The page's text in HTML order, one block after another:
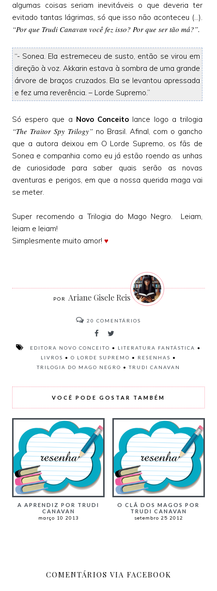
algumas coisas seriam inevitáveis o que deveria ter
evitado tantas lágrimas, só que isso não aconteceu (...).
“Por que Trudi Canavan você fez isso? Por que ser tão má?”.
“- Sonea. Ela estremeceu de susto, então se virou em
direção à voz. Akkarin estava à sombra de uma grande
árvore de braços cruzados. Ela se levantou apressada
e fez uma reverência. – Lorde Supremo.”
Só espero que a Novo Conceito lance logo a trilogia
“The Traitor Spy Trilogy” no Brasil. Afinal, com o gancho
que a autora deixou em O Lorde Supremo, os fãs de
Sonea e companhia como eu já estão roendo as unhas
de curiosidade para saber quais serão as novas
aventuras e perigos, em que a nossa querida maga vai
se meter.
Super recomendo a Trilogia do Mago Negro. Leiam,
leiam e leiam!
Simplesmente muito amor! ♥
Ariane Gisele Reis
20 COMENTÁRIOS
EDITORA NOVO CONCEITO • LITERATURA FANTÁSTICA •
LIVROS • O LORDE SUPREMO • RESENHAS •
TRILOGIA DO MAGO NEGRO •TRUDI CANAVAN
VOCÊ PODE GOSTAR TAMBÉM
A APRENDIZ POR TRUDI
CANAVAN
março 10 2013
O CLÃ DOS MAGOS POR
TRUDI CANAVAN
setembro 25 2012
COMENTÁRIOS VIA FACEBOOK